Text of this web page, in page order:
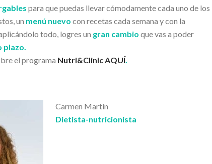
para que puedas llevar cómodamente cada uno de los
un menú nuevo con recetas cada semana y con la
todo, logres un gran cambio que vas a poder
plazo.
el programa Nutri&Clinic AQUÍ.
Carmen Martín
Dietista-nutricionista